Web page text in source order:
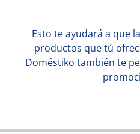
Esto te ayudará a que
productos que tú
Doméstiko también te